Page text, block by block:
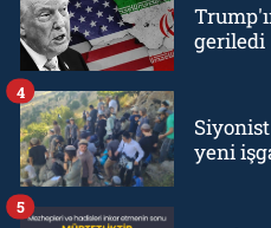
geriledi
yeni
4
5